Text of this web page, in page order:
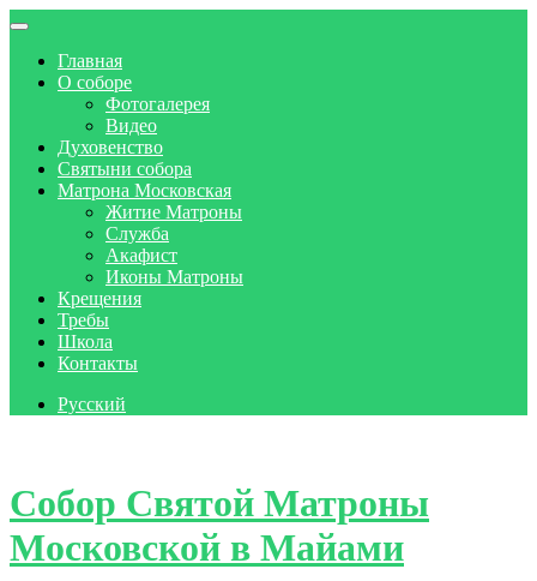
Главная
О соборе
Фотогалерея
Видео
Духовенство
Святыни собора
Матрона Московская
Житие Матроны
Служба
Акафист
Иконы Матроны
Крещения
Требы
Школа
Контакты
Русский
Собор Святой Матроны
Московской в Майами